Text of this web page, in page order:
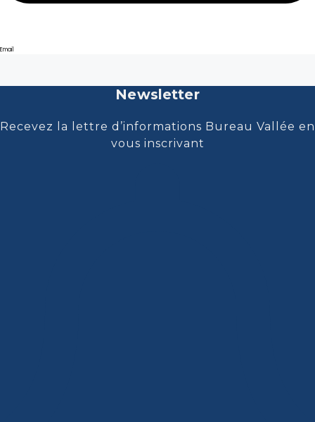
Email
Newsletter
Recevez la lettre d’informations Bureau Vallée en
vous inscrivant